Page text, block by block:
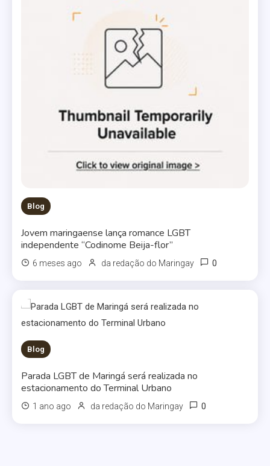
Blog
Jovem maringaense lança romance LGBT
independente “Codinome Beija-flor”
6 meses ago da redação do Maringay 0
Blog
Parada LGBT de Maringá será realizada no
estacionamento do Terminal Urbano
1 ano ago da redação do Maringay 0